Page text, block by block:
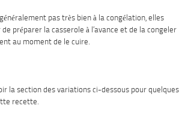
pas très bien à la congélation, elles
préparer la casserole à l’avance et de la congeler
au moment de le cuire.
la section des variations ci-dessous pour quelques
recette.